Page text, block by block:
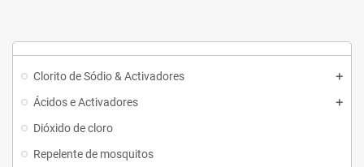
Clorito de Sódio & Activadores
Ácidos e Activadores
Dióxido de cloro
Repelente de mosquitos